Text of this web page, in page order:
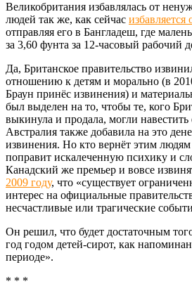
Великобритания избавлялась от
людей так же, как сейчас избавляется
отправляя его в Бангладеш, где
за 3,60 фунта за 12-часовый рабочий
Да, Британское правительство
отношению к детям и морально (в
Браун принёс извинения) и
был выделен на то, чтобы те, кого
выкинула и продала, могли
Австралия также добавила на это
извинения. Но кто вернёт этим людям
поправит искалеченную психику и
Канадский же премьер и вовсе
2009 году, что «существует
интерес на официальные
несчастливые или трагические
Он решил, что будет достаточным
год годом детей-сирот, как
периоде».
* * *